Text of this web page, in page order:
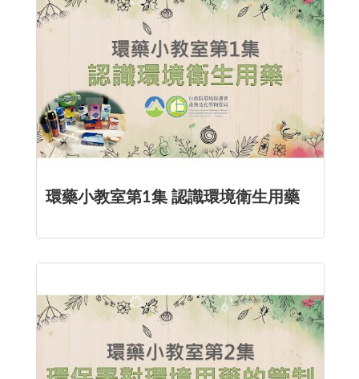
環藥小教室第1集 認識環境衛生用藥